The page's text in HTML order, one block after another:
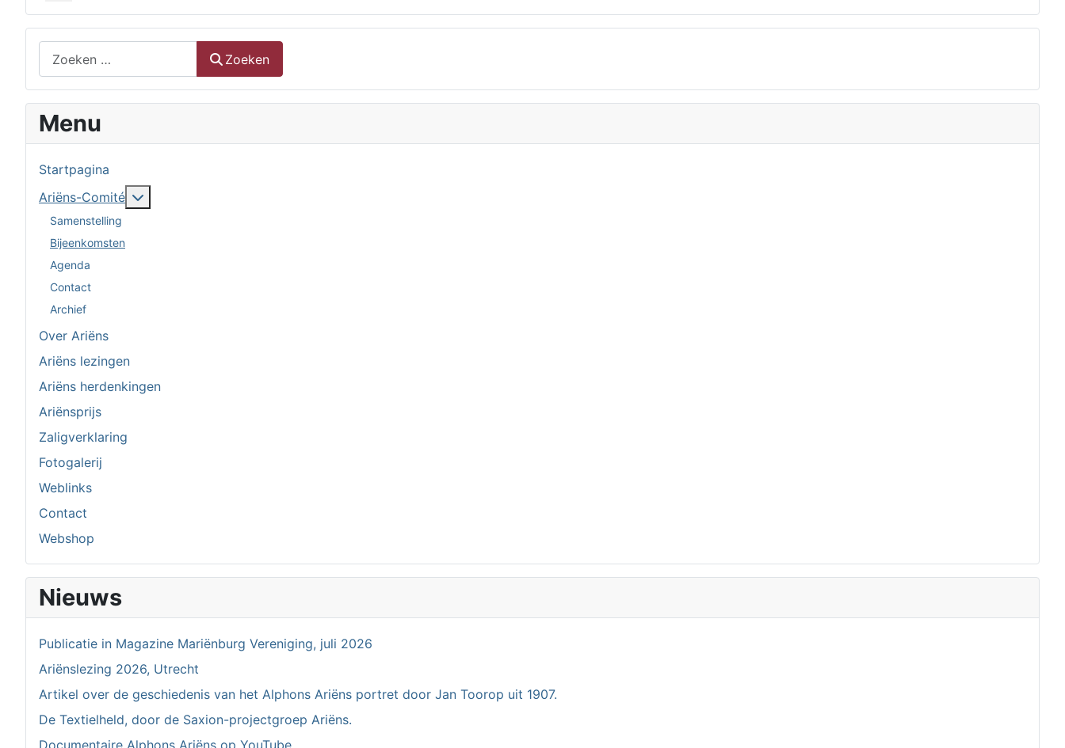
Zoeken
Menu
Startpagina
Ariëns-Comité
Samenstelling
Bijeenkomsten
Agenda
Contact
Archief
Over Ariëns
Ariëns lezingen
Ariëns herdenkingen
Ariënsprijs
Zaligverklaring
Fotogalerij
Weblinks
Contact
Webshop
Nieuws
Publicatie in Magazine Mariënburg Vereniging, juli 2026
Ariënslezing 2026, Utrecht
Artikel over de geschiedenis van het Alphons Ariëns portret door Jan Toorop uit 1907.
De Textielheld, door de Saxion-projectgroep Ariëns.